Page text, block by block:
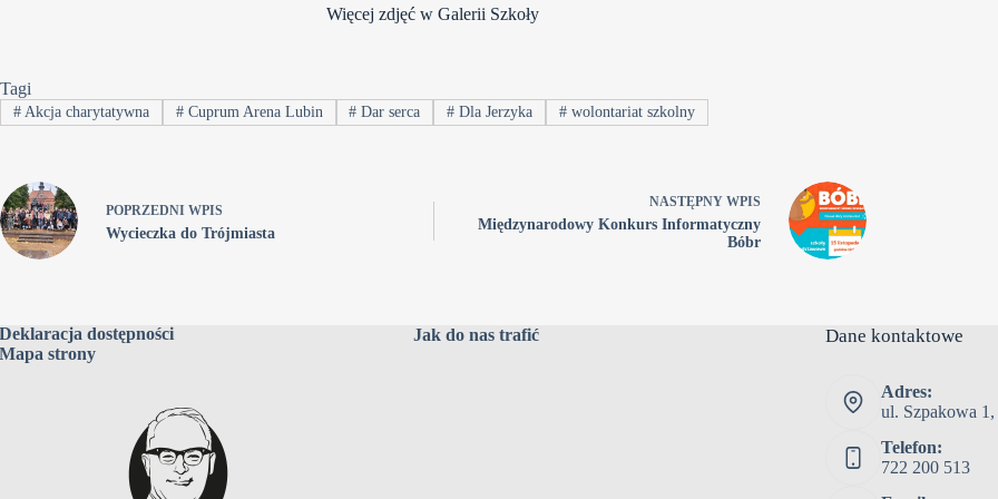
Więcej zdjęć w Galerii Szkoły
Tagi
#Akcja charytatywna #Cuprum Arena Lubin # Dar serca # Dla Jerzyka # wolontariat szkolny
POPRZEDNI WPIS
Wycieczka do Trójmiasta
NASTĘPNY WPIS
Międzynarodowy Konkurs Informatyczny
Bóbr
Deklaracja dostępności
Mapa strony
Jak do nas trafić Dane kontaktowe
Adres:
ul. Szpakowa
Telefon:
722 200 513